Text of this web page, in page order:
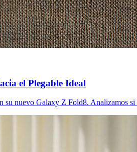
el Plegable Ideal
su nuevo Galaxy Z Fold8. Analizamos